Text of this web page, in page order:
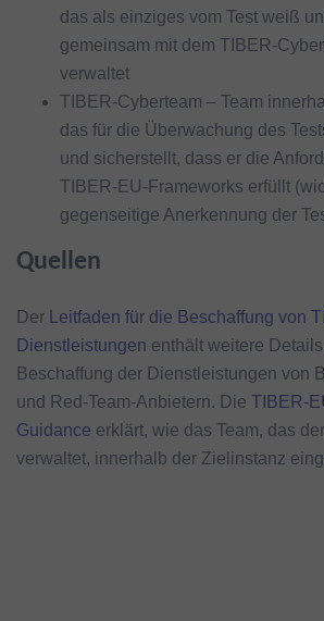
das als einziges vom Test weiß
gemeinsam mit dem TIBER-
verwaltet
TIBER-Cyberteam – Team
das für die Überwachung des
und sicherstellt, dass er die
TIBER-EU-Frameworks erfüllt
gegenseitige Anerkennung der
Quellen
Der Leitfaden für die Beschaffung von
Dienstleistungen enthält weitere
Beschaffung der Dienstleistungen von
und Red-Team-Anbietern. Die TIBER-
Guidance erklärt, wie das Team, das
verwaltet, innerhalb der Zielinstanz